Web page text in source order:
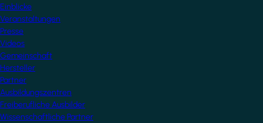
Einblicke
Veranstaltungen
Presse
Videos
Gemeinschaft
Hersteller
Partner
Ausbildungszentren
Freiberufliche Ausbilder
Wissenschaftliche Partner